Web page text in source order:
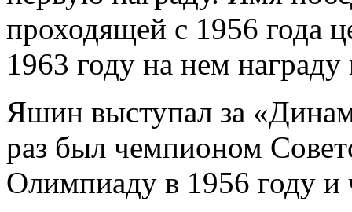
проходящей с 1956 года
1963 году на нем
Яшин выступал за
раз был чемпионом
Олимпиаду в 1956 году